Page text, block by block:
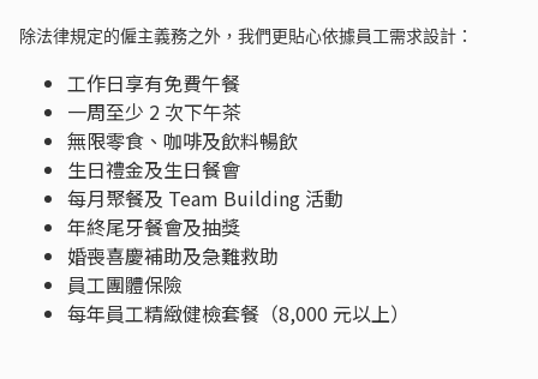
除法律規定的僱主義務之外，我們更貼心依據員工需求設計：
工作日享有免費午餐
一周至少 2 次下午茶
無限零食、咖啡及飲料暢飲
生日禮金及生日餐會
每月聚餐及 Team Building 活動
年終尾牙餐會及抽獎
婚喪喜慶補助及急難救助
員工團體保險
每年員工精緻健檢套餐（8,000 元以上）